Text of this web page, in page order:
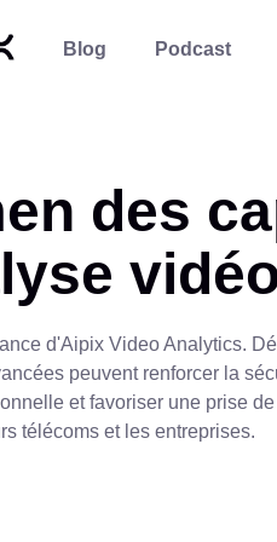
Blog Podcast
des
d'Aipix Video Analytics.
peuvent renforcer la
et favoriser une prise
télécoms et les entreprises.